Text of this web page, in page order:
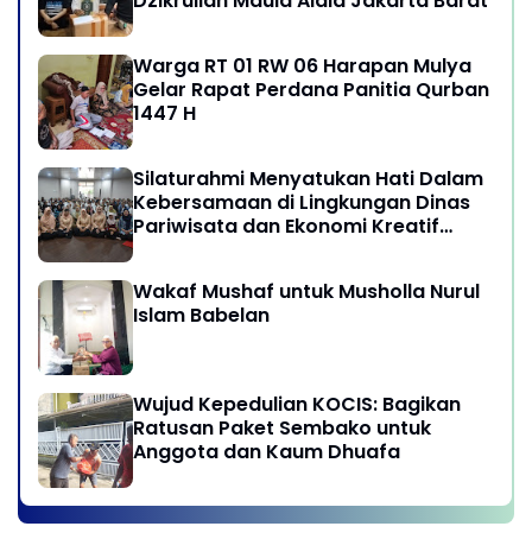
Warga RT 01 RW 06 Harapan Mulya
Gelar Rapat Perdana Panitia Qurban
1447 H
Silaturahmi Menyatukan Hati Dalam
Kebersamaan di Lingkungan Dinas
Pariwisata dan Ekonomi Kreatif
Wakaf Mushaf untuk Musholla Nurul
Islam Babelan
Wujud Kepedulian KOCIS: Bagikan
Ratusan Paket Sembako untuk
Anggota dan Kaum Dhuafa